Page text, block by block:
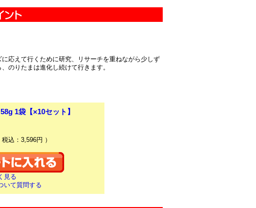
応えて行くために研究、リサーチを重ねながら少しず
のりたまは進化し続けて行きます。
1袋【×10セット】
税込：3,596円 ）
見る
いて質問する